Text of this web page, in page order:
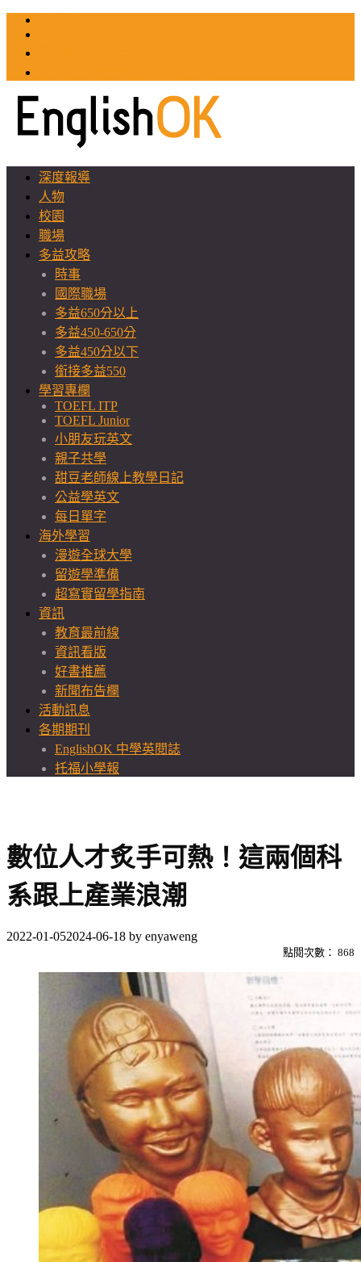
深度報導
人物
校園
職場
多益攻略
時事
國際職場
多益650分以上
多益450-650分
多益450分以下
銜接多益550
學習專欄
TOEFL ITP
TOEFL Junior
小朋友玩英文
親子共學
甜豆老師線上教學日記
公益學英文
每日單字
海外學習
漫遊全球大學
留遊學準備
超寫實留學指南
資訊
教育最前線
資訊看版
好書推薦
新聞布告欄
活動訊息
各期期刊
EnglishOK 中學英閱誌
托福小學報
數位人才炙手可熱！這兩個科
系跟上產業浪潮
2022-01-052024-06-18 by enyaweng
點閱次數： 868